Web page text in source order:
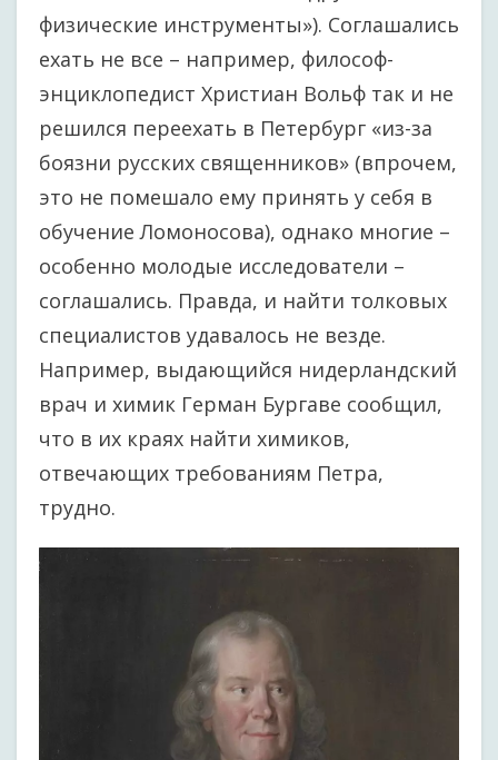
физические инструменты»). Соглашались
ехать не все – например, философ-
энциклопедист Христиан Вольф так и не
решился переехать в Петербург «из-за
боязни русских священников» (впрочем,
это не помешало ему принять у себя в
обучение Ломоносова), однако многие –
особенно молодые исследователи –
соглашались. Правда, и найти толковых
специалистов удавалось не везде.
Например, выдающийся нидерландский
врач и химик Герман Бургаве сообщил,
что в их краях найти химиков,
отвечающих требованиям Петра,
трудно.